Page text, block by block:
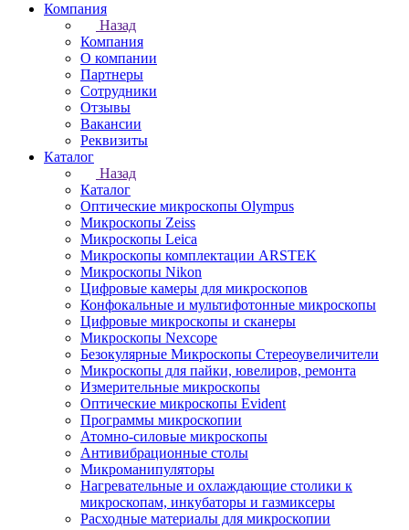
Компания
Назад
Компания
О компании
Партнеры
Сотрудники
Отзывы
Вакансии
Реквизиты
Каталог
Назад
Каталог
Оптические микроскопы Olympus
Микроскопы Zeiss
Микроскопы Leica
Микроскопы комплектации ARSTEK
Микроскопы Nikon
Цифровые камеры для микроскопов
Конфокальные и мультифотонные микроскопы
Цифровые микроскопы и сканеры
Микроскопы Nexcope
Безокулярные Микроскопы Стереоувеличители
Микроскопы для пайки, ювелиров, ремонта
Измерительные микроскопы
Оптические микроскопы Evident
Программы микроскопии
Атомно-силовые микроскопы
Антивибрационные столы
Микроманипуляторы
Нагревательные и охлаждающие столики к
микроскопам, инкубаторы и газмиксеры
Расходные материалы для микроскопии